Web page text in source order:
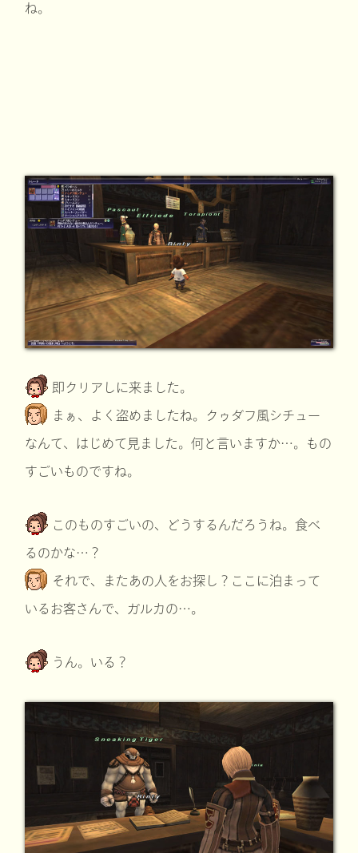
ね。
即クリアしに来ました。
まぁ、よく盗めましたね。クゥダフ風シチュー
なんて、はじめて見ました。何と言いますか…。もの
すごいものですね。
このものすごいの、どうするんだろうね。食べ
るのかな…？
それで、またあの人をお探し？ここに泊まって
いるお客さんで、ガルカの…。
うん。いる？